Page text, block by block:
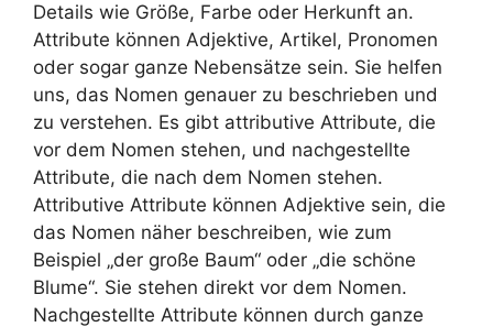
Details wie Größe, Farbe oder Herkunft an.
Attribute können Adjektive, Artikel, Pronomen
oder sogar ganze Nebensätze sein. Sie helfen
uns, das Nomen genauer zu beschrieben und
zu verstehen. Es gibt attributive Attribute, die
vor dem Nomen stehen, und nachgestellte
Attribute, die nach dem Nomen stehen.
Attributive Attribute können Adjektive sein, die
das Nomen näher beschreiben, wie zum
Beispiel „der große Baum“ oder „die schöne
Blume“. Sie stehen direkt vor dem Nomen.
Nachgestellte Attribute können durch ganze